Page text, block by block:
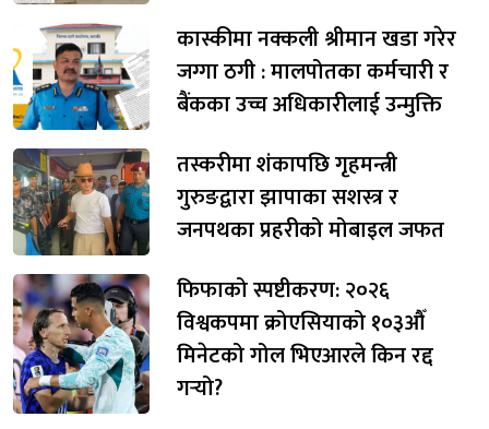
कास्कीमा नक्कली श्रीमान खडा गरेर
जग्गा ठगी : मालपोतका कर्मचारी र
बैंकका उच्च अधिकारीलाई उन्मुक्ति
तस्करीमा शंकापछि गृहमन्त्री
गुरुङद्वारा झापाका सशस्त्र र
जनपथका प्रहरीको मोबाइल जफत
फिफाको स्पष्टीकरण: २०२६
विश्वकपमा क्रोएसियाको १०३औँ
मिनेटको गोल भिएआरले किन रद्द
गर्‍यो?